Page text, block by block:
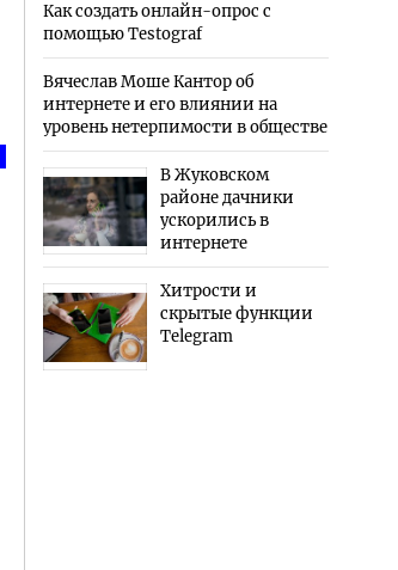
Как создать онлайн-опрос с
помощью Testograf
Вячеслав Моше Кантор об
интернете и его влиянии на
уровень нетерпимости в обществе
В Жуковском
районе дачники
ускорились в
интернете
Хитрости и
скрытые функции
Telegram